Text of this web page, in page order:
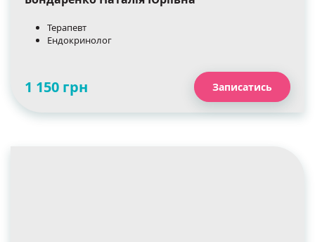
Терапевт
Ендокринолог
1 150 грн Записатись